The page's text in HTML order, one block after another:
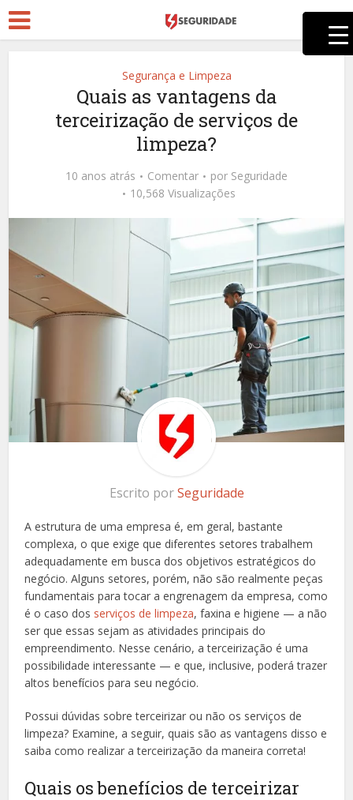
Segurança e Limpeza
Quais as vantagens da
terceirização de serviços de
limpeza?
10 anos atrás Comentar por Seguridade
10,568 Visualizações
Escrito porSeguridade
A estrutura de uma empresa é, em geral, bastante
complexa, o que exige que diferentes setores trabalhem
adequadamente em busca dos objetivos estratégicos do
negócio. Alguns setores, porém, não são realmente peças
fundamentais para tocar a engrenagem da empresa, como
é o caso dos serviços de limpeza, faxina e higiene — a não
ser que essas sejam as atividades principais do
empreendimento. Nesse cenário, a terceirização é uma
possibilidade interessante — e que, inclusive, poderá trazer
altos benefícios para seu negócio.
Possui dúvidas sobre terceirizar ou não os serviços de
limpeza? Examine, a seguir, quais são as vantagens disso e
saiba como realizar a terceirização da maneira correta!
Quais os benefícios de terceirizar